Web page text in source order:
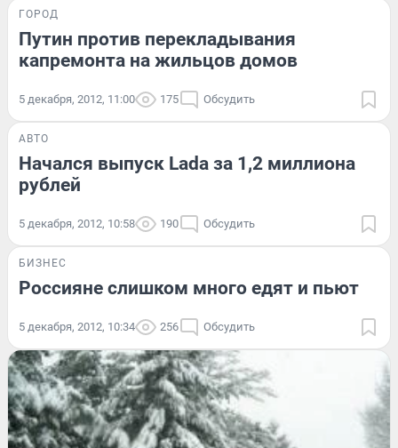
ГОРОД
Путин против перекладывания
капремонта на жильцов домов
5 декабря, 2012, 11:00 175 Обсудить
АВТО
Начался выпуск Lada за 1,2 миллиона
рублей
5 декабря, 2012, 10:58 190 Обсудить
БИЗНЕС
Россияне слишком много едят и пьют
5 декабря, 2012, 10:34 256 Обсудить